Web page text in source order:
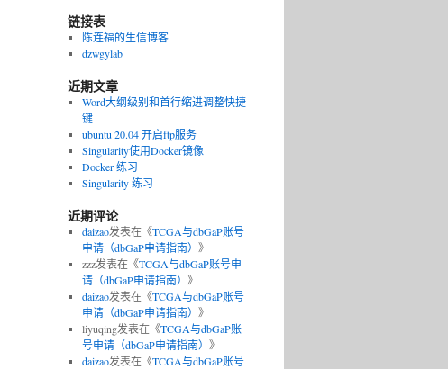
链接表
陈连福的生信博客
dzwgylab
近期文章
Word大纲级别和首行缩进调整快捷
键
ubuntu 20.04 开启ftp服务
Singularity使用Docker镜像
Docker 练习
Singularity 练习
近期评论
daizao发表在《TCGA与dbGaP账号
申请（dbGaP申请指南） 》
zzz发表在《TCGA与dbGaP账号申
请（dbGaP申请指南） 》
daizao发表在《TCGA与dbGaP账号
申请（dbGaP申请指南） 》
liyuqing发表在《TCGA与dbGaP账
号申请（dbGaP申请指南） 》
daizao发表在《TCGA与dbGaP账号